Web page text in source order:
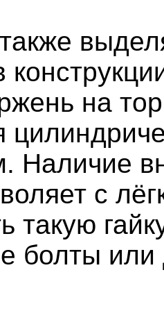
на
Наличие
с
такую
болты или